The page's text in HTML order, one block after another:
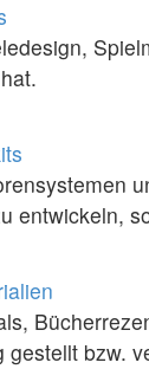
entwickeln,
bzw.